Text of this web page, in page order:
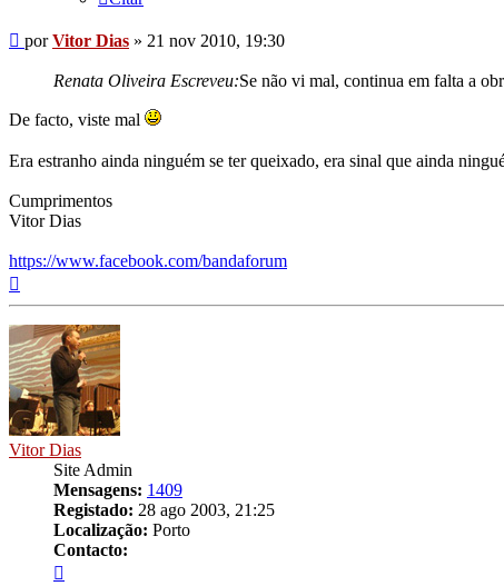
Mensagem
porVitor Dias » 21 nov 2010, 19:30
Renata Oliveira Escreveu:Se não vi mal, continua em falta a
De facto, viste mal
Era estranho ainda ninguém se ter queixado, era sinal que ainda
Cumprimentos
Vitor Dias
https://www.facebook.com/bandaforum
Vitor Dias
Site Admin
Mensagens: 1409
Registado: 28 ago 2003, 21:25
Localização: Porto
Contacto: